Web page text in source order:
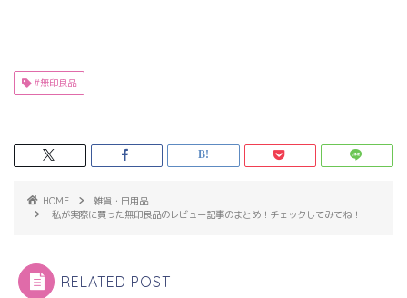
#無印良品
HOME
雑貨・日用品
私が実際に買った無印良品のレビュー記事のまとめ！チェックしてみてね！
RELATED POST